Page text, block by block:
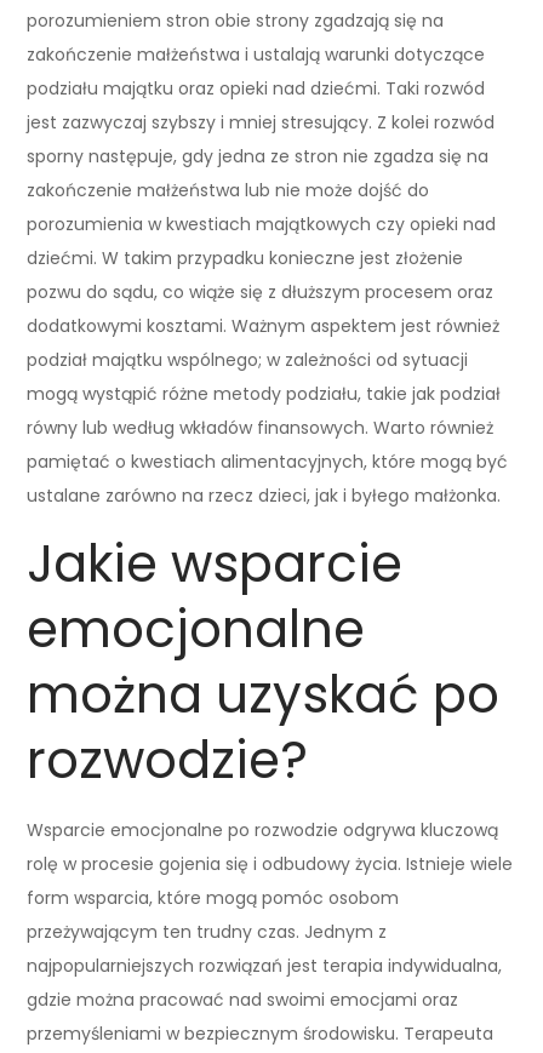
porozumieniem stron obie strony zgadzają się na
zakończenie małżeństwa i ustalają warunki dotyczące
podziału majątku oraz opieki nad dziećmi. Taki rozwód
jest zazwyczaj szybszy i mniej stresujący. Z kolei rozwód
sporny następuje, gdy jedna ze stron nie zgadza się na
zakończenie małżeństwa lub nie może dojść do
porozumienia w kwestiach majątkowych czy opieki nad
dziećmi. W takim przypadku konieczne jest złożenie
pozwu do sądu, co wiąże się z dłuższym procesem oraz
dodatkowymi kosztami. Ważnym aspektem jest również
podział majątku wspólnego; w zależności od sytuacji
mogą wystąpić różne metody podziału, takie jak podział
równy lub według wkładów finansowych. Warto również
pamiętać o kwestiach alimentacyjnych, które mogą być
ustalane zarówno na rzecz dzieci, jak i byłego małżonka.
Jakie wsparcie
emocjonalne
można uzyskać po
rozwodzie?
Wsparcie emocjonalne po rozwodzie odgrywa kluczową
rolę w procesie gojenia się i odbudowy życia. Istnieje wiele
form wsparcia, które mogą pomóc osobom
przeżywającym ten trudny czas. Jednym z
najpopularniejszych rozwiązań jest terapia indywidualna,
gdzie można pracować nad swoimi emocjami oraz
przemyśleniami w bezpiecznym środowisku. Terapeuta